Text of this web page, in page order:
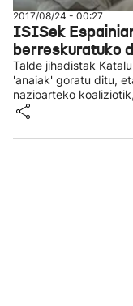
2017/08/24 - 00:27
ISISek
berreskuratuko
Talde jihadistak
'anaiak' goratu ditu,
nazioarteko